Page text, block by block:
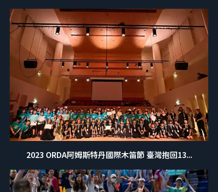
2023 ORDA阿姆斯特丹國際木笛節 臺灣抱回13...